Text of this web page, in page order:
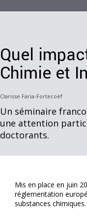
Quel
Chimie et
Clarisse Faria-Fortecoëf
Un séminaire
une attention
doctorants.
Mis en place en juin
réglementation
substances chimiques.